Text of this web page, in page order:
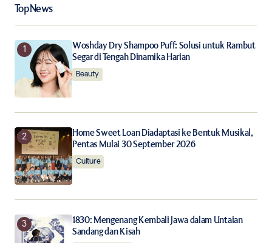
Top News
Woshday Dry Shampoo Puff: Solusi untuk Rambut
Segar di Tengah Dinamika Harian
Beauty
Home Sweet Loan Diadaptasi ke Bentuk Musikal,
Pentas Mulai 30 September 2026
Culture
1830: Mengenang Kembali Jawa dalam Untaian
Sandang dan Kisah